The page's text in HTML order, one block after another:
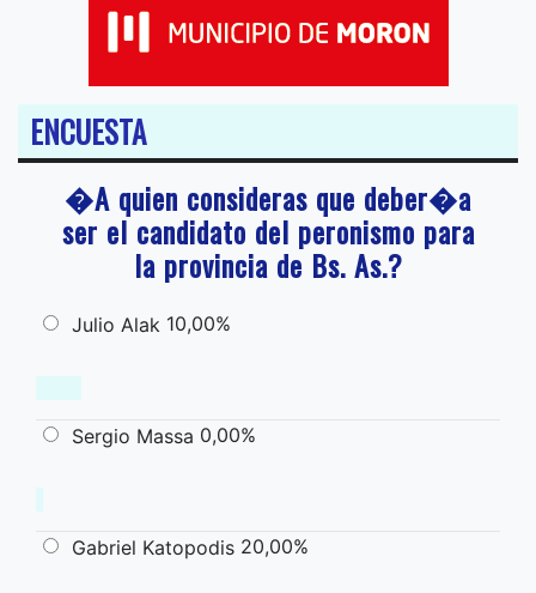
ENCUESTA
�A quien consideras que deber�a
ser el candidato del peronismo para
la provincia de Bs. As.?
Julio Alak 10,00%
Sergio Massa 0,00%
Gabriel Katopodis 20,00%